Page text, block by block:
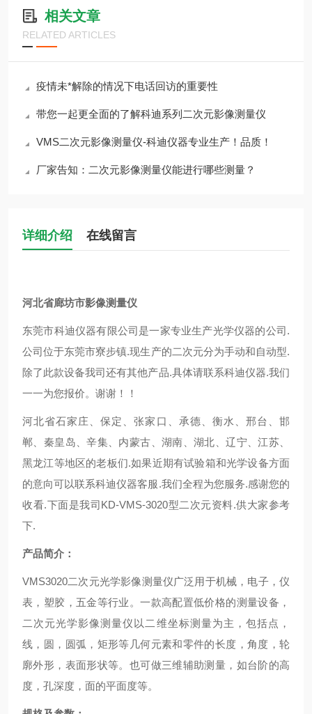
相关文章
RELATED ARTICLES
疫情未*解除的情况下电话回访的重要性
带您一起更全面的了解科迪系列二次元影像测量仪
VMS二次元影像测量仪-科迪仪器专业生产！品质！
厂家告知：二次元影像测量仪能进行哪些测量？
详细介绍 在线留言
河北省廊坊市影像测量仪
东莞市科迪仪器有限公司是一家专业生产光学仪器的公司.
公司位于东莞市寮步镇.现生产的二次元分为手动和自动型.
除了此款设备我司还有其他产品.具体请联系科迪仪器.我们
一一为您报价。谢谢！！
河北省石家庄、保定、张家口、承德、衡水、邢台、邯
郸、秦皇岛、辛集、内蒙古、湖南、湖北、辽宁、江苏、
黑龙江等地区的老板们.如果近期有试验箱和光学设备方面
的意向可以联系科迪仪器客服.我们全程为您服务.感谢您的
收看.下面是我司KD-VMS-3020型二次元资料.供大家参考
下.
产品简介：
VMS3020二次元光学影像测量仪广泛用于机械，电子，仪
表，塑胶，五金等行业。一款高配置低价格的测量设备，
二次元光学影像测量仪以二维坐标测量为主，包括点，
线，圆，圆弧，矩形等几何元素和零件的长度，角度，轮
廓外形，表面形状等。也可做三维辅助测量，如台阶的高
度，孔深度，面的平面度等。